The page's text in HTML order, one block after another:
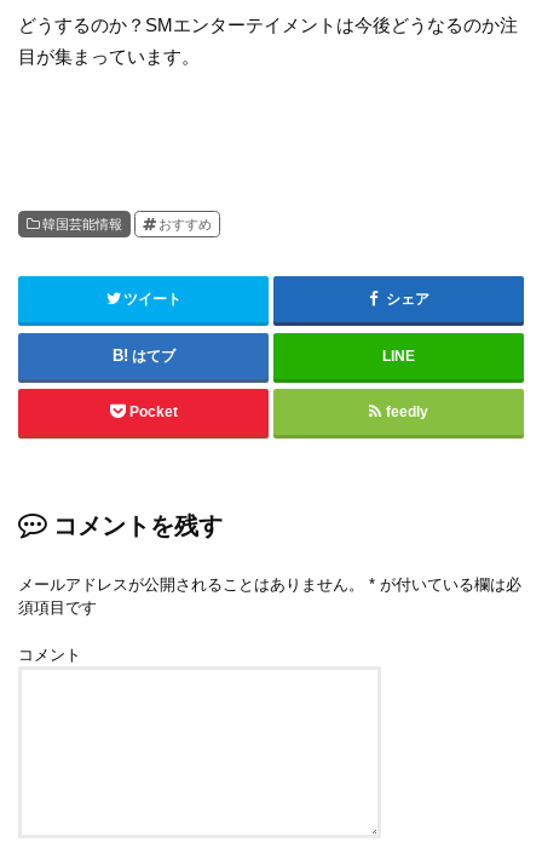
どうするのか？SMエンターテイメントは今後どうなるのか注
目が集まっています。
韓国芸能情報 おすすめ
ツイート シェア
はてブ LINE
Pocket feedly
コメントを残す
メールアドレスが公開されることはありません。 * が付いている欄は必
須項目です
コメント